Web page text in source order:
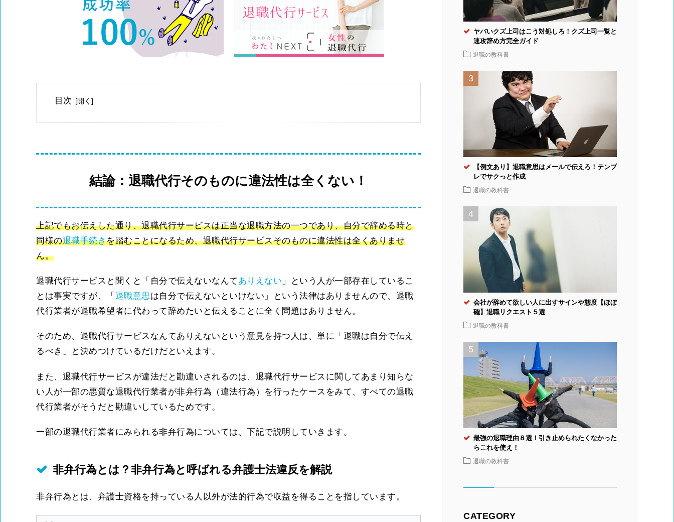
目次
結論：退職代行そのものに違法性は全くない！
上記でもお伝えした通り、退職代行サービスは正当な退職方法の一つであり、自分で辞める時と
同様の退職手続きを踏むことになるため、退職代行サービスそのものに違法性は全くありませ
ん。
退職代行サービスと聞くと「自分で伝えないなんて ありえない 」という人が一部存在しているこ
とは事実ですが、「 退職意思は自分で伝えないといけない」という法律はありませんので、退職
代行業者が退職希望者に代わって辞めたいと伝えることに全く問題はありません。
そのため、退職代行サービスなんてありえないという意見を持つ人は、単に「退職は自分で伝え
るべき」と決めつけているだけだといえます。
また、退職代行サービスが違法だと勘違いされるのは、退職代行サービスに関してあまり知らな
い人が一部の悪質な退職代行業者が非弁行為（違法行為）を行ったケースをみて、すべての退職
代行業者がそうだと勘違いしているためです。
一部の退職代行業者にみられる非弁行為については、下記で説明していきます。
非弁行為とは？非弁行為と呼ばれる弁護士法違反を解説
非弁行為とは、弁護士資格を持っている人以外が法的行為で収益を得ることを指しています。
ヤバいクズ上司はこう対処しろ！クズ上司一覧と
速攻辞め方完全ガイド
退職の教科書
【例文あり】退職意思はメールで伝えろ！テンプ
レでサクっと作成
退職の教科書
会社が辞めて欲しい人に出すサインや態度【ほぼ
確】退職リクエスト５選
退職の教科書
最強の退職理由８選！引き止められたくなかった
らこれを使え！
退職の教科書
CATEGORY